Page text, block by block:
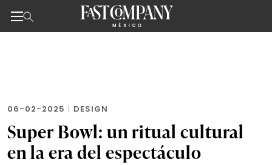
06-02-2025 | DESIGN
Super Bowl: un ritual cultural
en la era del espectáculo